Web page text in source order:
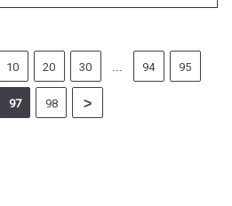
10 20 30 ... 94 95
97 98 >